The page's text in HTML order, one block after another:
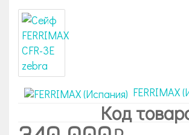
FERRIMAX
Код